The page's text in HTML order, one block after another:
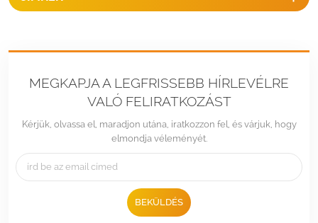
MEGKAPJA A LEGFRISSEBB HÍRLEVÉLRE
VALÓ FELIRATKOZÁST
Kérjük, olvassa el, maradjon utána, iratkozzon fel, és várjuk, hogy
elmondja véleményét.
BEKÜLDÉS